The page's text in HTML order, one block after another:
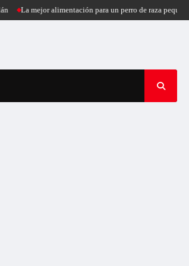
La mejor alimentación para un perro de raza pequeña